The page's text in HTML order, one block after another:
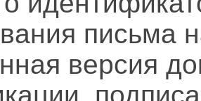
письма
версия